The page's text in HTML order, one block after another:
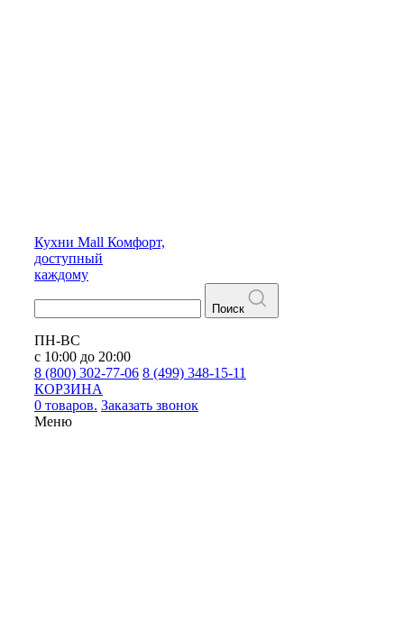
Кухни Mall Комфорт,
доступный
каждому
Поиск
ПН-ВС
с 10:00 до 20:00
8 (800) 302-77-06 8 (499) 348-15-11
КОРЗИНА
0 товаров. Заказать звонок
Меню